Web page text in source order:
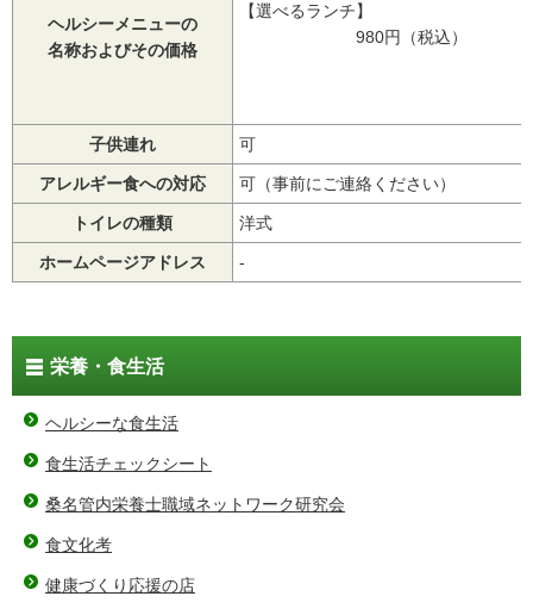
ヘルシーメニューの
名称およびその価格
【選べるランチ】
980円（税込）
子供連れ 可
アレルギー食への対応 可（事前にご連絡ください）
トイレの種類 洋式
ホームページアドレス -
栄養・食生活
ヘルシーな食生活
食生活チェックシート
桑名管内栄養士職域ネットワーク研究会
食文化考
健康づくり応援の店